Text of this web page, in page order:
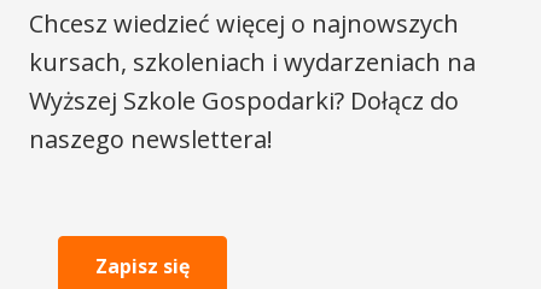
Chcesz wiedzieć więcej o najnowszych
kursach, szkoleniach i wydarzeniach na
Wyższej Szkole Gospodarki? Dołącz do
naszego newslettera!
Zapisz się